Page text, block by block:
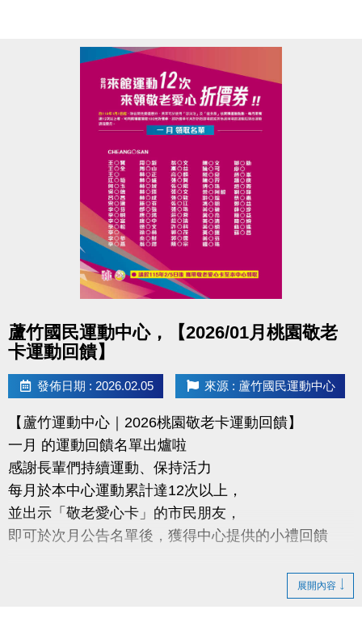
蘆竹國民運動中心，【2026/01月桃園敬老
卡運動回饋】
發佈日期 : 2026.02.05 來源 : 蘆竹國民運動中心
【蘆竹運動中心｜2026桃園敬老卡運動回饋】
一月 的運動回饋名單出爐啦
感謝長輩們持續運動、保持活力
每月於本中心運動累計達12次以上，
並出示「敬老愛心卡」的市民朋友，
即可於次月公告名單後，獲得中心提供的小禮回饋
請於115年2/5日後 攜帶敬老愛心卡至本中心領取展開內容